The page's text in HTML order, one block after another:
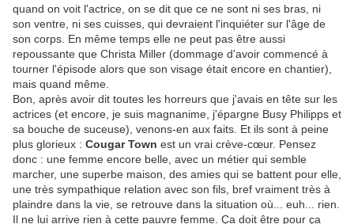
quand on voit l'actrice, on se dit que ce ne sont ni ses bras, ni
son ventre, ni ses cuisses, qui devraient l'inquiéter sur l'âge de
son corps. En même temps elle ne peut pas être aussi
repoussante que Christa Miller (dommage d'avoir commencé à
tourner l'épisode alors que son visage était encore en chantier),
mais quand même.
Bon, après avoir dit toutes les horreurs que j'avais en tête sur les
actrices (et encore, je suis magnanime, j'épargne Busy Philipps et
sa bouche de suceuse), venons-en aux faits. Et ils sont à peine
plus glorieux : Cougar Town est un vrai crève-cœur. Pensez
donc : une femme encore belle, avec un métier qui semble
marcher, une superbe maison, des amies qui se battent pour elle,
une très sympathique relation avec son fils, bref vraiment très à
plaindre dans la vie, se retrouve dans la situation où... euh... rien.
Il ne lui arrive rien à cette pauvre femme. Ça doit être pour ça